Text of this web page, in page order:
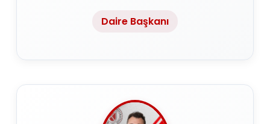
Daire Başkanı